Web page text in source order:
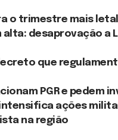
o trimestre mais
alta: desaprovação a
que
PGR e pedem
ações
na região